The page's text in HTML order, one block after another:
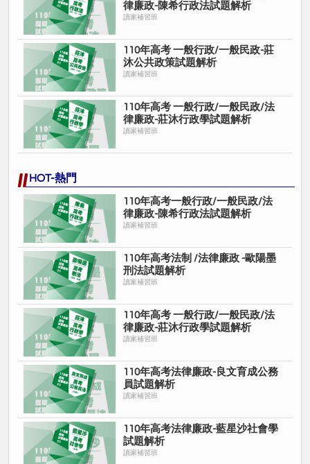
律廉政-陳希行政法試題解析
讀家補習班
110年⾼考 一般行政/一般民政-莊
沐公共政策試題解析
讀家補習班
110年⾼考 一般行政/一般民政/法
律廉政-莊沐⾏政學試題解析
讀家補習班
HOT-熱門
110年高考一般行政/一般民政/法
律廉政-陳希行政法試題解析
讀家補習班
110年高考法制 /法律廉政 -歐陽墨
刑法試題解析
讀家補習班
110年⾼考 一般行政/一般民政/法
律廉政-莊沐⾏政學試題解析
讀家補習班
110年高考法律廉政-良文育成公務
員試題解析
讀家補習班
110年高考法律廉政-藍星沙社會學
試題解析
讀家補習班